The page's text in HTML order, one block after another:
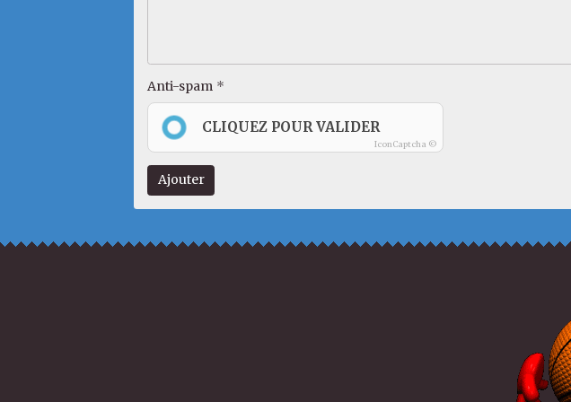
Anti-spam
CLIQUEZ POUR VALIDER
IconCaptcha ©
Ajouter